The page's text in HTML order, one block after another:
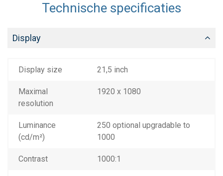
Technische specificaties
Display
Display size 21,5 inch
Maximal
resolution
1920 x 1080
Luminance
(cd/m²)
250 optional upgradable to
1000
Contrast 1000:1